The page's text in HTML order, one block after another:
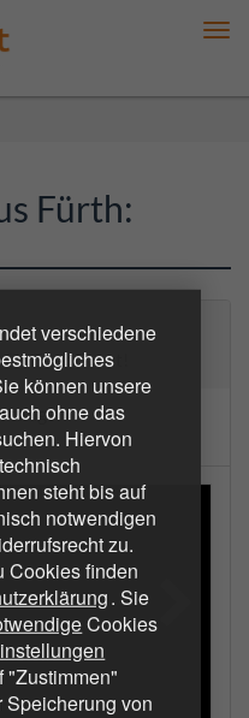
verschiedene
können unsere
ohne das
Hiervon
steht bis auf
notwendigen
zu.
Cookies finden
. Sie
Cookies
"Zustimmen"
Speicherung von
Fürth:
Euer Event!